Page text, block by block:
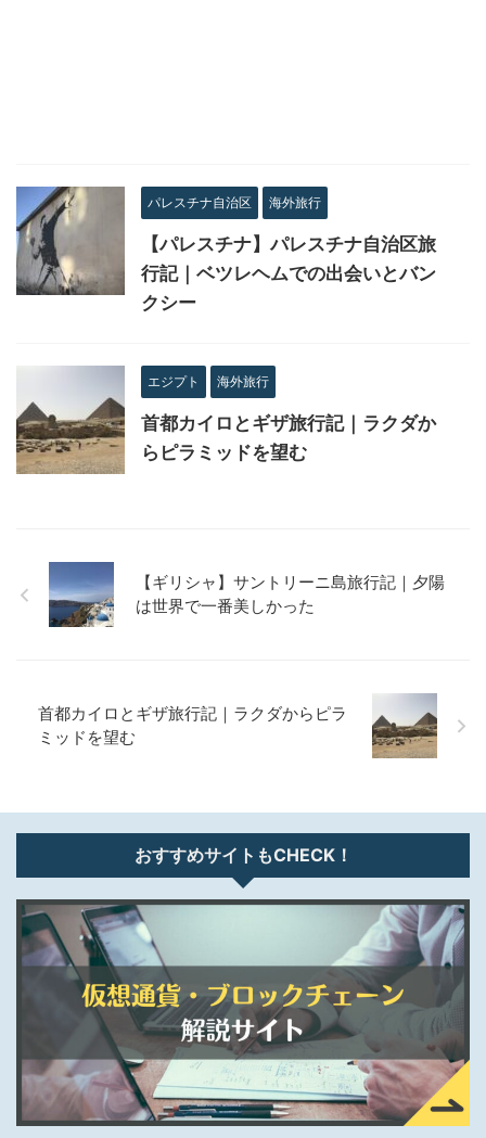
パレスチナ自治区 海外旅行
【パレスチナ】パレスチナ自治区旅
行記｜ベツレヘムでの出会いとバン
クシー
エジプト 海外旅行
首都カイロとギザ旅行記｜ラクダか
らピラミッドを望む
【ギリシャ】サントリーニ島旅行記｜夕陽
は世界で一番美しかった
首都カイロとギザ旅行記｜ラクダからピラ
ミッドを望む
おすすめサイトもCHECK！